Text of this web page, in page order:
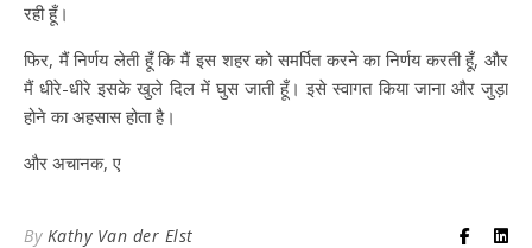
रही हूँ।
फिर, मैं निर्णय लेती हूँ कि मैं इस शहर को समर्पित करने का निर्णय करती हूँ, और
मैं धीरे-धीरे इसके खुले दिल में घुस जाती हूँ। इसे स्वागत किया जाना और जुड़ा
होने का अहसास होता है।
और अचानक, ए
By Kathy Van der Elst